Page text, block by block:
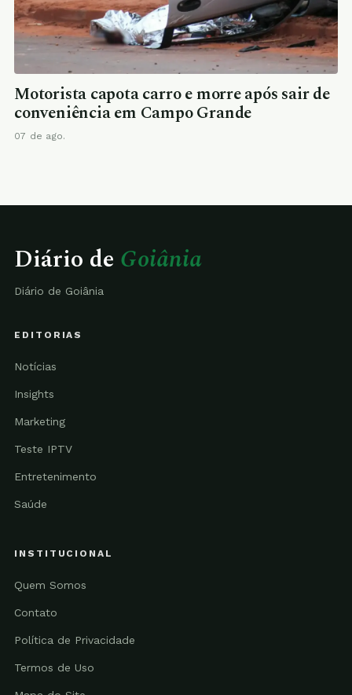
Motorista capota carro e morre após sair de
conveniência em Campo Grande
07 de ago.
Diário de Goiânia
Diário de Goiânia
EDITORIAS
Notícias
Insights
Marketing
Teste IPTV
Entretenimento
Saúde
INSTITUCIONAL
Quem Somos
Contato
Política de Privacidade
Termos de Uso